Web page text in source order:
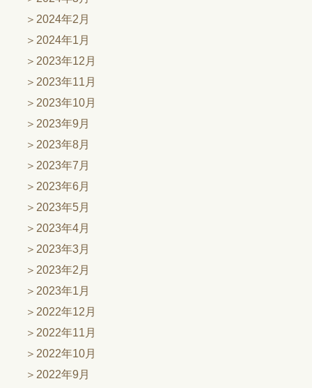
2024年2月
2024年1月
2023年12月
2023年11月
2023年10月
2023年9月
2023年8月
2023年7月
2023年6月
2023年5月
2023年4月
2023年3月
2023年2月
2023年1月
2022年12月
2022年11月
2022年10月
2022年9月